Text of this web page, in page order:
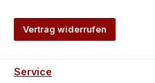
Vertrag widerrufen
Service